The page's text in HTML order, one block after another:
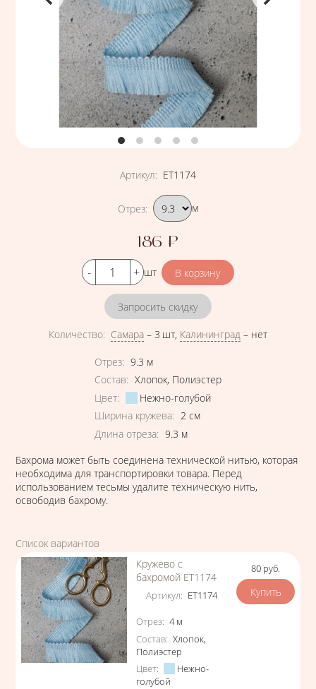
Артикул: ЕТ1174
Подобрать вариант
Отрез: м
Цена
186 ₽
Кол-во шт
Запросить скидку
Количество: Самара –3 шт, Калининград – нет
Характеристики
Отрез: 9.3 м
Состав: Хлопок, Полиэстер
Цвет:
Нежно-голубой
Ширина кружева: 2 см
Длина отреза: 9.3 м
Бахрома может быть соединена технической нитью, которая
необходима для транспортировки товара. Перед
использованием тесьмы удалите техническую нить,
освободив бахрому.
Список вариантов
Кружево с
бахромой ЕТ1174
Артикул: ЕТ1174
Характеристики
Отрез: 4 м
Состав: Хлопок,
Полиэстер
Цвет:
Нежно-
голубой
Цена
80 руб.